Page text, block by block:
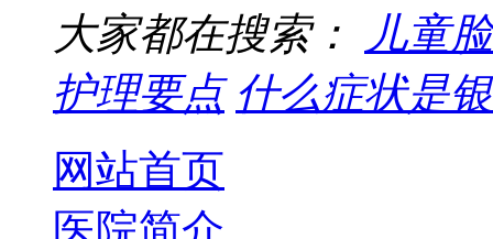
大家都在搜索：
儿童
护理要点 什么症状是
网站首页